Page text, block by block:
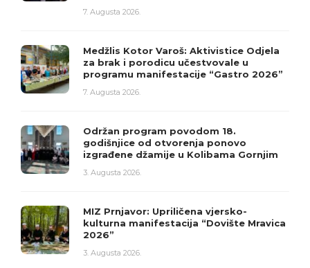
7. Augusta 2026.
Medžlis Kotor Varoš: Aktivistice Odjela
za brak i porodicu učestvovale u
programu manifestacije “Gastro 2026”
7. Augusta 2026.
Održan program povodom 18.
godišnjice od otvorenja ponovo
izgrađene džamije u Kolibama Gornjim
3. Augusta 2026.
MIZ Prnjavor: Upriličena vjersko-
kulturna manifestacija “Dovište Mravica
2026”
3. Augusta 2026.